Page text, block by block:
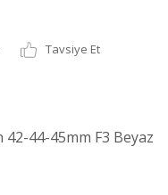
Tavsiye Et
44-45mm F3 Beyaz